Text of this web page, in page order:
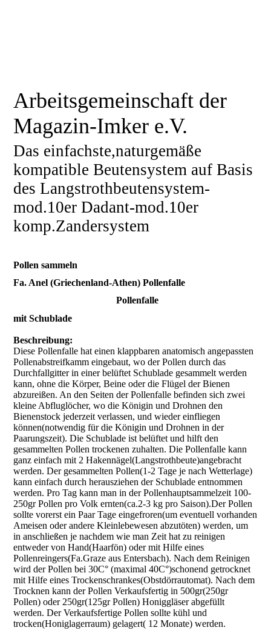
Arbeitsgemeinschaft der
Magazin-Imker e.V.
Das einfachste,naturgemäße
kompatible Beutensystem auf Basis
des Langstrothbeutensystem-
mod.10er Dadant-mod.10er
komp.Zandersystem
Pollen sammeln
Fa. Anel (Griechenland-Athen) Pollenfalle
Pollenfalle
mit Schublade
Beschreibung:
Diese Pollenfalle hat einen klappbaren anatomisch angepassten
Pollenabstreifkamm eingebaut, wo der Pollen durch das
Durchfallgitter in einer belüftet Schublade gesammelt werden
kann, ohne die Körper, Beine oder die Flügel der Bienen
abzureißen. An den Seiten der Pollenfalle befinden sich zwei
kleine Abfluglöcher, wo die Königin und Drohnen den
Bienenstock jederzeit verlassen, und wieder einfliegen
können(notwendig für die Königin und Drohnen in der
Paarungszeit). Die Schublade ist belüftet und hilft den
gesammelten Pollen trockenen zuhalten. Die Pollenfalle kann
ganz einfach mit 2 Hakennägel(Langstrothbeute)angebracht
werden. Der gesammelten Pollen(1-2 Tage je nach Wetterlage)
kann einfach durch herausziehen der Schublade entnommen
werden. Pro Tag kann man in der Pollenhauptsammelzeit 100-
250gr Pollen pro Volk ernten(ca.2-3 kg pro Saison).Der Pollen
sollte vorerst ein Paar Tage eingefroren(um eventuell vorhanden
Ameisen oder andere Kleinlebewesen abzutöten) werden, um
in anschließen je nachdem wie man Zeit hat zu reinigen
entweder von Hand(Haarfön) oder mit Hilfe eines
Pollenreingers(Fa.Graze aus Entersbach). Nach dem Reinigen
wird der Pollen bei 30C° (maximal 40C°)schonend getrocknet
mit Hilfe eines Trockenschrankes(Obstdörrautomat). Nach dem
Trocknen kann der Pollen Verkaufsfertig in 500gr(250gr
Pollen) oder 250gr(125gr Pollen) Honiggläser abgefüllt
werden. Der Verkaufsfertige Pollen sollte kühl und
trocken(Honiglagerraum) gelagert( 12 Monate) werden.